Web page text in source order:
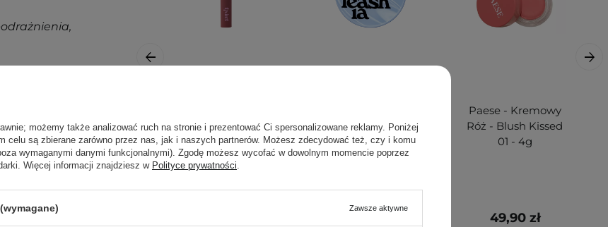
wpłyną na
aktualne
Skontaktuj się z
Fixing Tint -
Długotrwały Tint
do Ust - #06 Soft
Walnut - 4g
Skin Baby Blue
Cushion Cover
Package -
podkład - 1szt
Paese - Kremowy
Róż - Blush Kissed
01 - 4g
49,90 zł
możemy także analizować ruch na stronie i prezentować Ci spersonalizowane reklamy. Poniżej
celu są zbierane zarówno przez nas, jak i naszych partnerów. Możesz zdecydować też, czy i komu
wymaganymi danymi funkcjonalnymi). Zgodę możesz wycofać w dowolnym momencie poprzez
Więcej informacji znajdziesz w Polityce prywatności.
Zawsze aktywne